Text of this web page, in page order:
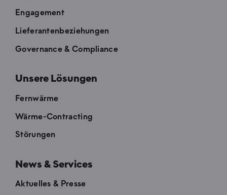
Engagement
Lieferantenbeziehungen
Governance & Compliance
Unsere Lösungen
Fernwärme
Wärme-Contracting
Störungen
News & Services
Aktuelles & Presse